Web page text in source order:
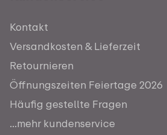
Kontakt
Versandkosten & Lieferzeit
Retournieren
Öffnungszeiten Feiertage 2026
Häufig gestellte Fragen
...mehr kundenservice